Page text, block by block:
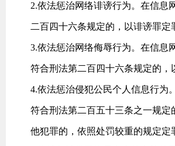
2.依法惩治网络诽谤行为。在信息
二百四十六条规定的，以诽谤罪定
3.依法惩治网络侮辱行为。在信息
符合刑法第二百四十六条规定的，
4.依法惩治侵犯公民个人信息行为
符合刑法第二百五十三条之一规
他犯罪的，依照处罚较重的规定定